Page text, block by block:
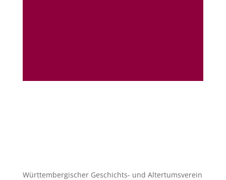
Württembergischer Geschichts- und Altertumsverein